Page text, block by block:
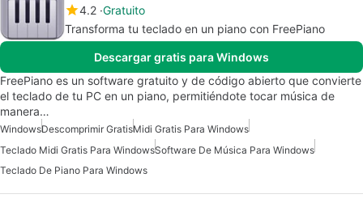
4.2 Gratuito
Transforma tu teclado en un piano con FreePiano
Descargar gratis para Windows
FreePiano es un software gratuito y de código abierto que convierte
el teclado de tu PC en un piano, permitiéndote tocar música de
manera…
WindowsDescomprimir GratisMidi Gratis Para Windows
Teclado Midi Gratis Para WindowsSoftware De Música Para Windows
Teclado De Piano Para Windows